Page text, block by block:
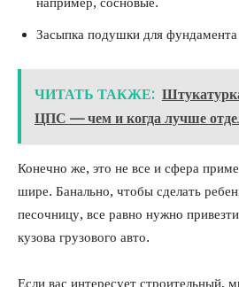
Засыпка подушки для
ЧИТАТЬ ТАКЖЕ:
ЦПС — чем и когда лучше
Конечно же, это не все и сфера
шире. Банально, чтобы сделать
песочницу, все равно нужно
кузова грузового авто.
Если вас интересует